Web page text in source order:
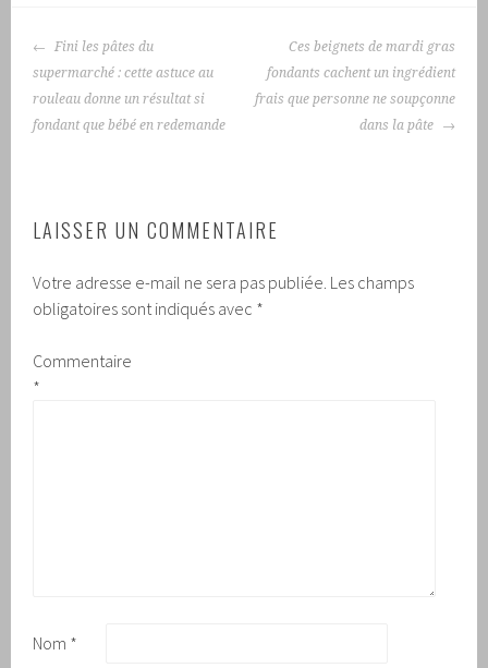
NAVIGATION
DES
ARTICLES
Fini les pâtes du
supermarché : cette astuce au
rouleau donne un résultat si
fondant que bébé en redemande
Ces beignets de mardi gras
fondants cachent un ingrédient
frais que personne ne soupçonne
dans la pâte
LAISSER UN COMMENTAIRE
Votre adresse e-mail ne sera pas publiée. Les champs
obligatoires sont indiqués avec *
Commentaire
*
Nom *